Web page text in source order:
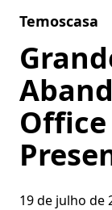
Temoscasa
19 de julho de